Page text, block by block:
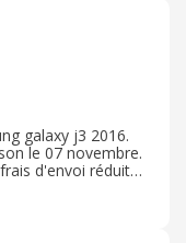
recommander
service.
galaxy j3 2016.
le 07 novembre.
d'envoi réduit.
mais bien
est